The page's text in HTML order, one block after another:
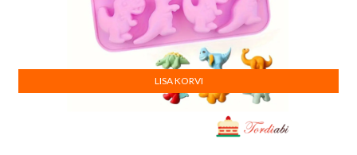
LISA KORVI